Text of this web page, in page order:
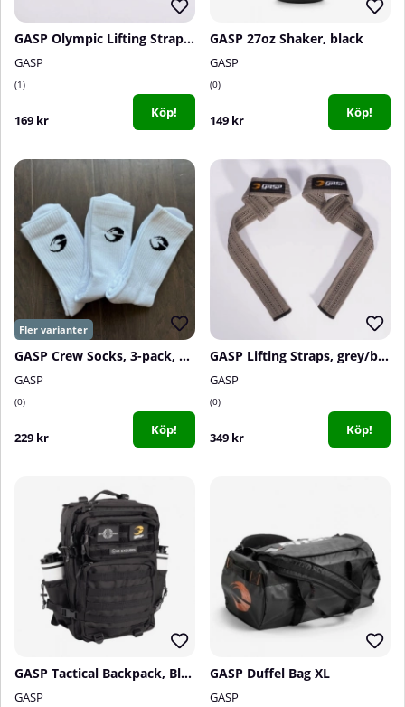
GASP Olympic Lifting Straps, Black
GASP
1
169 kr Köp!
GASP 27oz Shaker, black
GASP
0
149 kr Köp!
GASP Crew Socks, 3-pack, White
GASP
0
229 kr Köp!
GASP Lifting Straps, grey/black
GASP
0
349 kr Köp!
GASP Tactical Backpack, Black
GASP
GASP Duffel Bag XL
GASP